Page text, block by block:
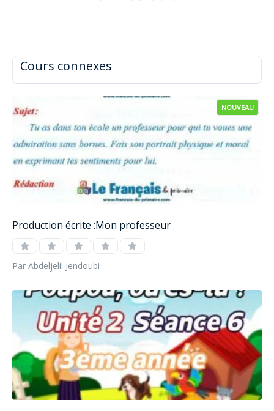
Cours connexes
NOUVEAU
Production écrite :Mon professeur
Par Abdeljelil Jendoubi